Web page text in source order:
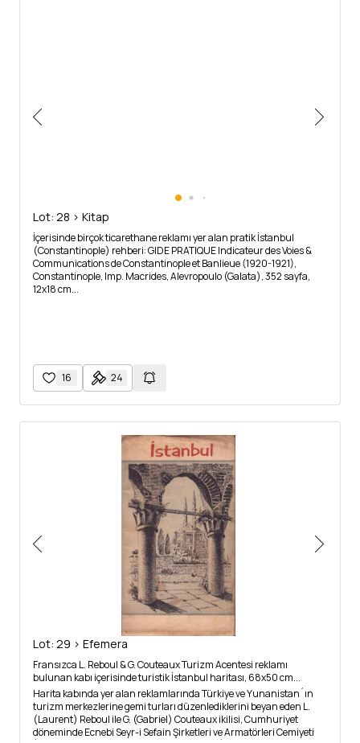
Lot: 28 > Kitap
İçerisinde birçok ticarethane reklamı yer alan pratik İstanbul
(Constantinople) rehberi: GIDE PRATIQUE Indicateur des Voies &
Communications de Constantinople et Banlieue (1920-1921),
Constantinople, Imp. Macrides, Alevropoulo (Galata), 352 sayfa,
12x18 cm...
16 24
Lot: 29 > Efemera
Fransızca L. Reboul & G. Couteaux Turizm Acentesi reklamı
bulunan kabı içerisinde turistik İstanbul haritası, 68x50 cm...
Harita kabında yer alan reklamlarında Türkiye ve Yunanistan´ın
turizm merkezlerine gemi turları düzenlediklerini beyan eden L.
(Laurent) Reboul ile G. (Gabriel) Couteaux ikilisi, Cumhuriyet
döneminde Ecnebi Seyr-i Sefain Şirketleri ve Armatörleri Cemiyeti